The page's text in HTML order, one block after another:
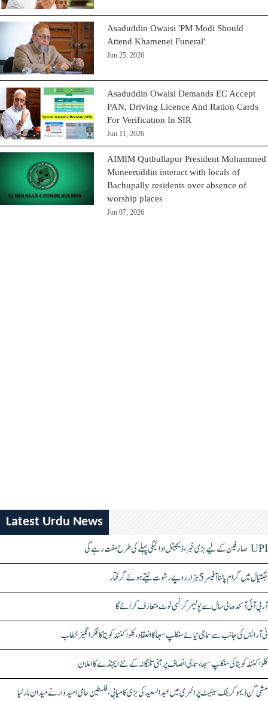
Asaduddin Owaisi 'PM Modi Should
Attend Khamenei Funeral'
Jun 25, 2026
Asaduddin Owaisi Demands EC Accept
PAN, Driving Licence And Ration Cards
For Verification In SIR
Jun 11, 2026
AIMIM Qutbullapur President Mohammed
Muneeruddin interact with locals of
Bachupally residents over absence of
worship places
Jun 07, 2026
Latest Urdu News
UPI صارفین کے لیے بڑی خبر، ڈیجیٹل ادائیگی پہلے کی طرح مفت رہے گی
جگتیال میں گرام پالنا آفیسر 5 ہزار روپے رشوت لیتے ہوئے گرفتار
آر بی آئی آئندہ مالی سال سے پولیمر کرنسی نوٹ متعارف کرائے گا
ٹی آر ایس کی جانب سے سماجی نیائے سنکلپ سبھا کا انعقاد، کلواکنٹلہ کویتا کا فکر انگیز خطاب
کلواکنٹلہ کویتا کی سنکلپ سبھا، سماجی انصاف پر مبنی تلنگانہ کے نئے ایجنڈے کا اعلان
مشی گن ڈیموکریٹک سینیٹ پرائمری میں عبدالسعید کی بڑی کامیابی، فلسطین حامی امیدوار نے میدان مار لیا